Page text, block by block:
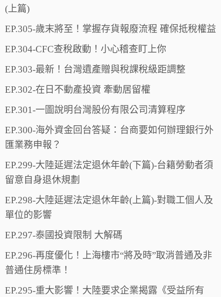
(上篇)
EP.305-歲末將至！掌握存貨報廢流程 確保抵稅權益
EP.304-CFC查稅啟動！小心稽查盯上你
EP.303-最新！台灣遺產贈與稅課稅級距調整
EP.302-在日不動產投資 牽動居留權
EP.301-一圖說明台灣股份有限公司清算程序
EP.300-海外資金回台答疑：台商要如何辦理銀行外
匯業務申報？
EP.299-大陸延遲法定退休年齡(下篇)-台籍勞動者須
留意自身退休規劃
EP.298-大陸延遲法定退休年齡(上篇)-對職工個人及
單位的影響
EP.297-泰國投資限制 大解碼
EP.296-再度優化！上海樓市“將及時”取消普通及非
普通住房標準！
EP.295-重大影響！大陸要求企業揭露《受益所有